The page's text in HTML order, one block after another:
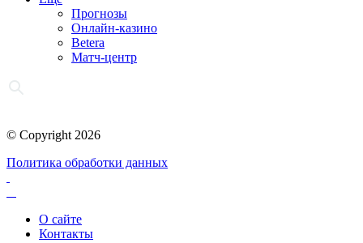
Прогнозы
Онлайн-казино
Betera
Матч-центр
© Copyright 2026
Политика обработки данных
О сайте
Контакты